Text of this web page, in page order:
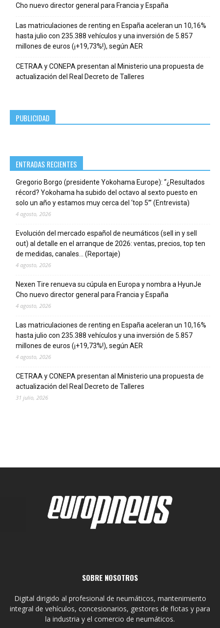
Cho nuevo director general para Francia y España
Las matriculaciones de renting en España aceleran un 10,16%
hasta julio con 235.388 vehículos y una inversión de 5.857
millones de euros (¡+19,73%!), según AER
CETRAA y CONEPA presentan al Ministerio una propuesta de
actualización del Real Decreto de Talleres
PUBLICIDAD
ENTRADAS RECIENTES
Gregorio Borgo (presidente Yokohama Europe): “¿Resultados
récord? Yokohama ha subido del octavo al sexto puesto en
solo un año y estamos muy cerca del ‘top 5’” (Entrevista)
4 agosto, 2026
Evolución del mercado español de neumáticos (sell in y sell
out) al detalle en el arranque de 2026: ventas, precios, top ten
de medidas, canales… (Reportaje)
4 agosto, 2026
Nexen Tire renueva su cúpula en Europa y nombra a HyunJe
Cho nuevo director general para Francia y España
4 agosto, 2026
Las matriculaciones de renting en España aceleran un 10,16%
hasta julio con 235.388 vehículos y una inversión de 5.857
millones de euros (¡+19,73%!), según AER
4 agosto, 2026
CETRAA y CONEPA presentan al Ministerio una propuesta de
actualización del Real Decreto de Talleres
31 julio, 2026
SOBRE NOSOTROS
Digital dirigido al profesional de neumáticos, mantenimiento
integral de vehículos, concesionarios, gestores de flotas y para
la industria y el comercio de neumáticos.